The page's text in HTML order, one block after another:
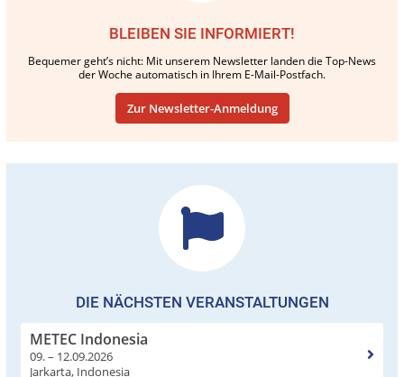
BLEIBEN SIE INFORMIERT!
Bequemer geht’s nicht: Mit unserem Newsletter landen die Top-News
der Woche automatisch in Ihrem E-Mail-Postfach.
Zur Newsletter-Anmeldung
DIE NÄCHSTEN VERANSTALTUNGEN
METEC Indonesia
09. – 12.09.2026
Jarkarta, Indonesia